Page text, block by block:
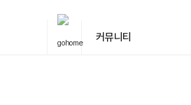
커뮤니티